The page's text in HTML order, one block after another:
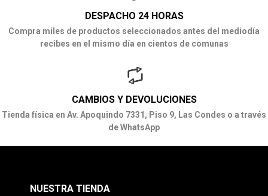
DESPACHO 24 HORAS
Compra miles de productos seleccionados antes del mediodía
recibes en el mismo día en cientos de comunas
CAMBIOS Y DEVOLUCIONES
Tienda física en Av. Apoquindo 7331, Piso 9, Las Condes o a través
de WhatsApp
NUESTRA TIENDA